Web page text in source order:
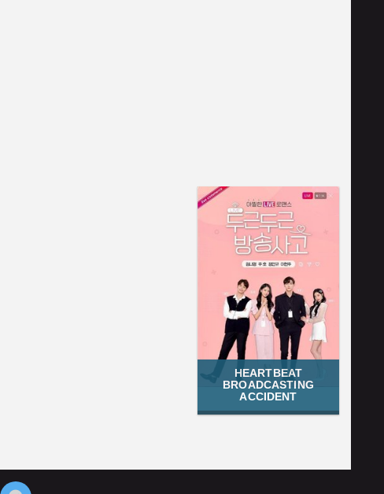
HEARTBEAT
BROADCASTING
ACCIDENT